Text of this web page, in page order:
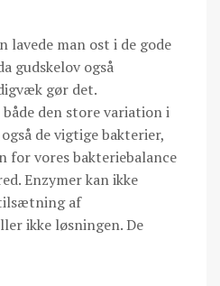
lavede man ost i de gode
gudskelov også
gør det.
den store variation i
de vigtige bakterier,
for vores bakteriebalance
Enzymer kan ikke
af
ikke løsningen. De